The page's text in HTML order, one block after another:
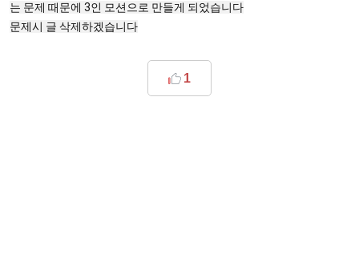
는 문제 때문에 3인 모션으로 만들게 되었습니다
문제시 글 삭제하겠습니다
1